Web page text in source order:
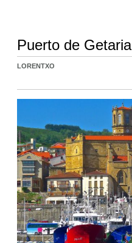
Puerto de Getaria
LORENTXO